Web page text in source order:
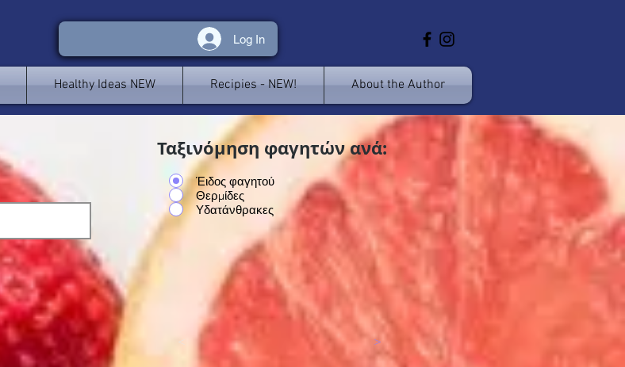
Log In
Healthy Ideas NEW Recipies - NEW! About the Author
Έιδος φαγητού
Θερμίδες
Υδατάνθρακες
Ταξινόμηση φαγητών ανά:
< >